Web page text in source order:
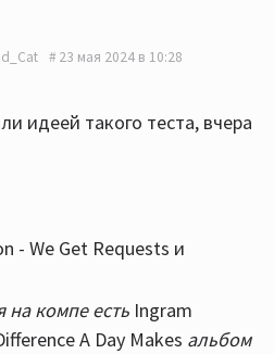
23 мая 2024 в 10:28
идеей такого теста, вчера
- We Get Requests и
на компе есть Ingram
A Day Makes альбом